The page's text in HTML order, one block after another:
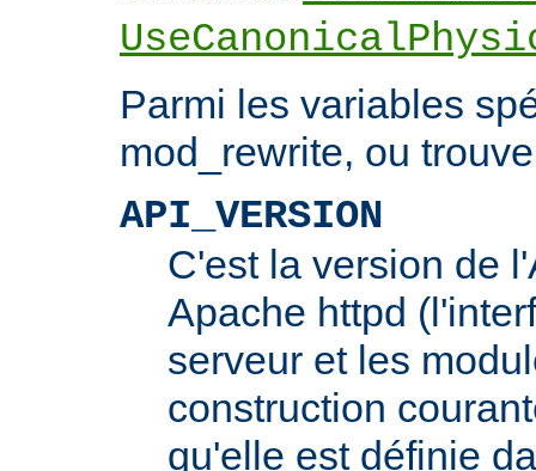
Parmi les variables
mod_rewrite, ou
API_VERSION
C'est la version de
Apache httpd
serveur et les
construction
qu'elle est définie